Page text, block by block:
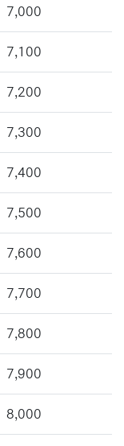
7,000
7,100
7,200
7,300
7,400
7,500
7,600
7,700
7,800
7,900
8,000